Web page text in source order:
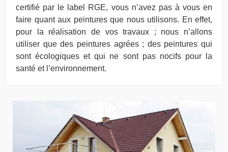
certifié par le label RGE, vous n’avez pas à vous en
faire quant aux peintures que nous utilisons. En effet,
pour la réalisation de vos travaux ; nous n’allons
utiliser que des peintures agrées ; des peintures qui
sont écologiques et qui ne sont pas nocifs pour la
santé et l’environnement.